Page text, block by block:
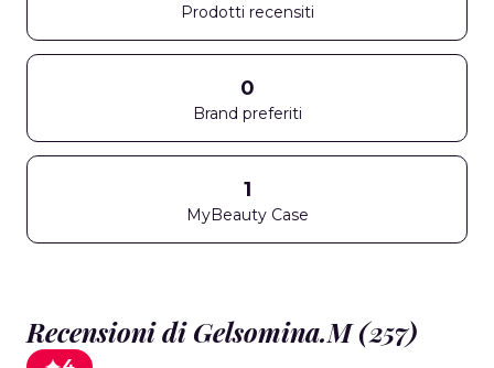
Prodotti recensiti
0
Brand preferiti
1
MyBeauty Case
Recensioni di Gelsomina.M (257)